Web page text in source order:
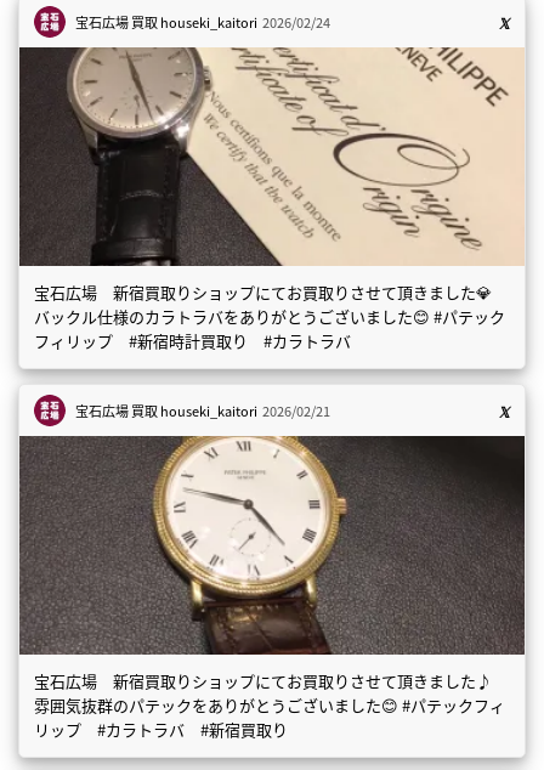
宝石広場 買取houseki_kaitori 2026/02/24
宝石広場 新宿買取りショップにてお買取りさせて頂きました💎
バックル仕様のカラトラバをありがとうございました😊 #パテック
フィリップ #新宿時計買取り #カラトラバ
宝石広場 買取houseki_kaitori 2026/02/21
宝石広場 新宿買取りショップにてお買取りさせて頂きました♪
雰囲気抜群のパテックをありがとうございました😊 #パテックフィ
リップ #カラトラバ #新宿買取り